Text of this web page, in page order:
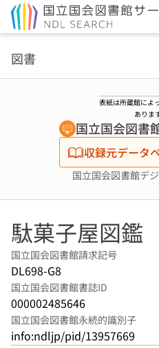
図書
表紙は所蔵館によ
ありま
国立国会図書
収録元データ
国立国会図書館デ
駄菓子屋図鑑
国立国会図書館請求記号
DL698-G8
国立国会図書館書誌ID
000002485646
国立国会図書館永続的識別子
info:ndljp/pid/13957669